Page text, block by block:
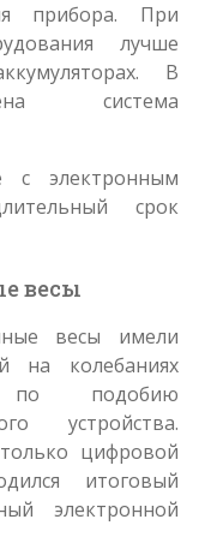
прибора. При
лучше
В
система
с электронным
срок
весы
весы имели
на колебаниях
по подобию
устройства.
цифровой
итоговый
электронной